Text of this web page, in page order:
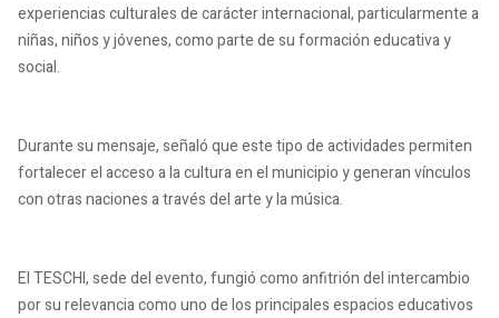
experiencias culturales de carácter internacional, particularmente a
niñas, niños y jóvenes, como parte de su formación educativa y
social.
Durante su mensaje, señaló que este tipo de actividades permiten
fortalecer el acceso a la cultura en el municipio y generan vínculos
con otras naciones a través del arte y la música.
El TESCHI, sede del evento, fungió como anfitrión del intercambio
por su relevancia como uno de los principales espacios educativos